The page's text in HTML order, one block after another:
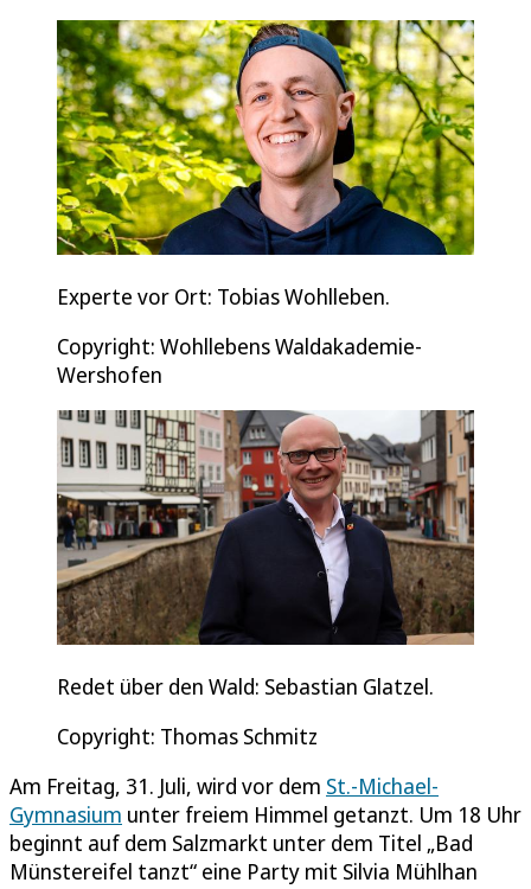
Experte vor Ort: Tobias Wohlleben.
Copyright: Wohllebens Waldakademie-
Wershofen
Redet über den Wald: Sebastian Glatzel.
Copyright: Thomas Schmitz
Am Freitag, 31. Juli, wird vor dem St.-Michael-
Gymnasium unter freiem Himmel getanzt. Um 18 Uhr
beginnt auf dem Salzmarkt unter dem Titel „Bad
Münstereifel tanzt“ eine Party mit Silvia Mühlhan